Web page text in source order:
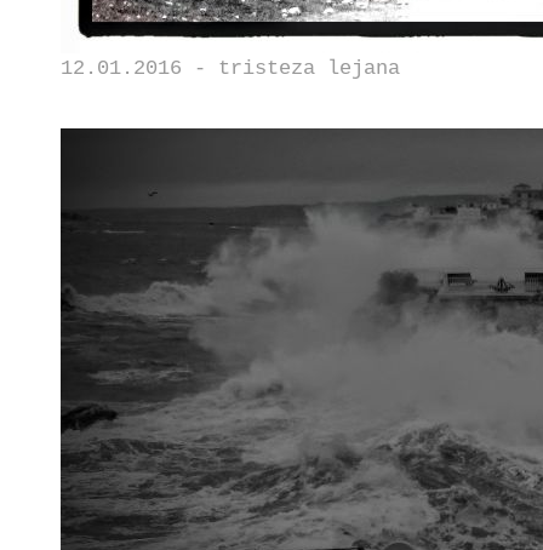
12.01.2016 - tristeza lejana